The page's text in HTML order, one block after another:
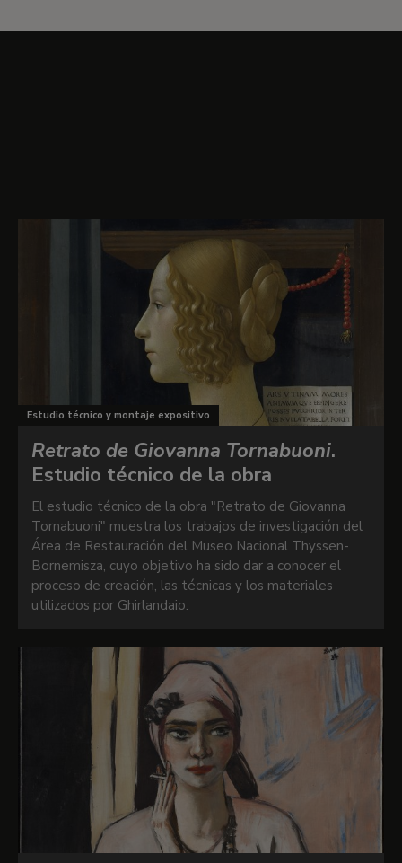
Estudio técnico y montaje expositivo
Retrato de Giovanna Tornabuoni.
Estudio técnico de la obra
El estudio técnico de la obra "Retrato de Giovanna
Tornabuoni" muestra los trabajos de investigación del
Área de Restauración del Museo Nacional Thyssen-
Bornemisza, cuyo objetivo ha sido dar a conocer el
proceso de creación, las técnicas y los materiales
utilizados por Ghirlandaio.